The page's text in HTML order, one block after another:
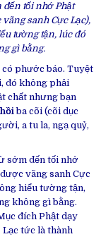
tối nhớ Phật
sanh Cực Lạc),
tường tận, lúc đó
gì bằng.
phước báo. Tuyệt
đó không phải
chất nhưng bạn
ba cõi (cõi dục
a tu la, ngạ quỷ,
sớm đến tối nhớ
vãng sanh Cực
hiểu tường tận,
không gì bằng.
đích Phật dạy
Lạc tức là thành